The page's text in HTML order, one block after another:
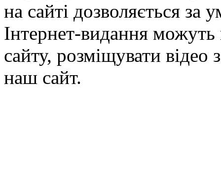
на сайті дозволяється
Інтернет-видання можуть
сайту, розміщувати відео
наш сайт.